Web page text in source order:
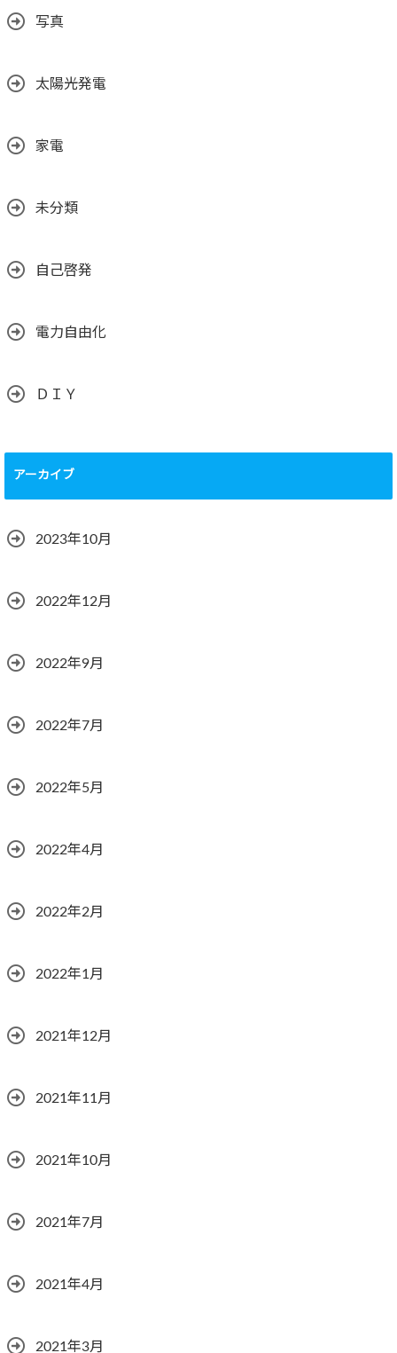
写真
太陽光発電
家電
未分類
自己啓発
電力自由化
ＤＩＹ
アーカイブ
2023年10月
2022年12月
2022年9月
2022年7月
2022年5月
2022年4月
2022年2月
2022年1月
2021年12月
2021年11月
2021年10月
2021年7月
2021年4月
2021年3月